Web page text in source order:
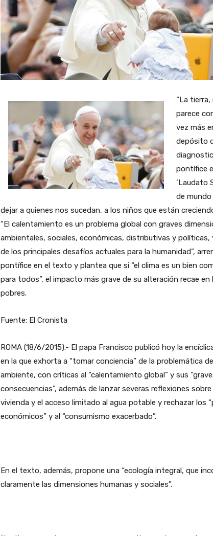
“La
parece
vez más
depósito
pontífice
‘Laudato
de
dejar a quienes nos sucedan, a los niños que están
“El calentamiento es un problema global con graves
ambientales, sociales, económicas, distributivas y políticas,
de los principales desafíos actuales para la humanidad”,
pontífice en el texto y plantea que si “el clima es un bien
para todos”, el impacto más grave de su alteración recae en
pobres.
Fuente: El Cronista
ROMA (18/6/2015).- El papa Francisco publicó hoy la
en la que exhorta a “tomar conciencia” de la problemática
ambiente, con críticas al “calentamiento global” y sus
consecuencias”, además de lanzar severas reflexiones
vivienda y el acceso limitado al agua potable y rechazar los
económicos” y al “consumismo exacerbado”.
En el texto, además, propone una “ecología integral, que
claramente las dimensiones humanas y sociales”.